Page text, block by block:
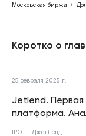
Московская биржа
Коротко о
25 февраля 2025 г.
Jetlend. Первая
платформа.
IPO ДжетЛенд